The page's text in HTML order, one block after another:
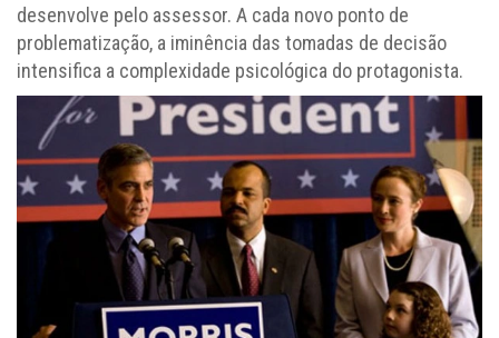
desenvolve pelo assessor. A cada novo ponto de
problematização, a iminência das tomadas de decisão
intensifica a complexidade psicológica do protagonista.